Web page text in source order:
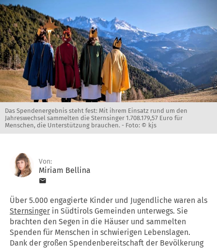
Das Spendenergebnis steht fest: Mit ihrem Einsatz rund um den
Jahreswechsel sammelten die Sternsinger 1.708.179,57 Euro für
Menschen, die Unterstützung brauchen. - Foto: © kjs
Von:
Miriam Bellina
Über 5.000 engagierte Kinder und Jugendliche waren als
Sternsinger in Südtirols Gemeinden unterwegs. Sie
brachten den Segen in die Häuser und sammelten
Spenden für Menschen in schwierigen Lebenslagen.
Dank der großen Spendenbereitschaft der Bevölkerung